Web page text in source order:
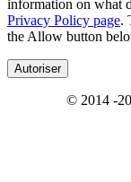
information on what
Privacy Policy page.
the Allow button
Autoriser
© 2014 -